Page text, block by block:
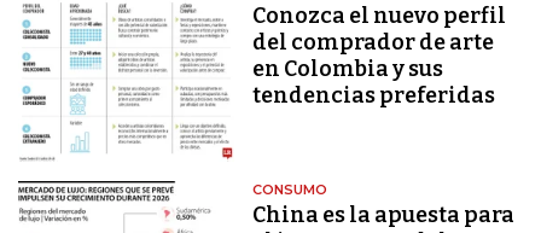
Conozca el nuevo perfil
del comprador de arte
en Colombia y sus
tendencias preferidas
CONSUMO
China es la apuesta para